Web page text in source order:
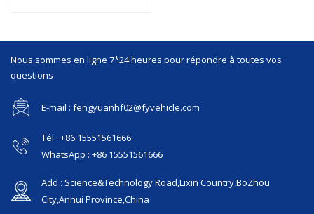
Nous sommes en ligne 7*24 heures pour répondre à toutes vos
questions
E-mail : fengyuanhf02@fyvehicle.com
Tél : +86 15551561666
WhatsApp : +86 15551561666
Add : Science&Technology Road,Lixin Country,BoZhou
City,Anhui Province,China